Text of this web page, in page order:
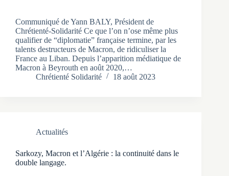
Communiqué de Yann BALY, Président de
Chrétienté-Solidarité Ce que l’on n’ose même plus
qualifier de “diplomatie” française termine, par les
talents destructeurs de Macron, de ridiculiser la
France au Liban. Depuis l’apparition médiatique de
Macron à Beyrouth en août 2020,…
Chrétienté Solidarité
18 août 2023
Actualités
Sarkozy, Macron et l’Algérie : la continuité dans le
double langage.